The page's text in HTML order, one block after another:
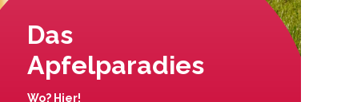
Das
Apfelparadies
Wo? Hier!